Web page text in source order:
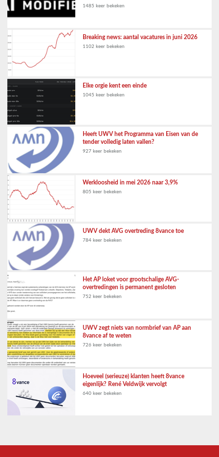
1485 keer bekeken
Breaking news: aantal vacatures in juni 2026
1102 keer bekeken
Elke orgie kent een einde
1045 keer bekeken
Heeft UWV het Programma van Eisen van de
tender volledig laten vallen?
927 keer bekeken
Werkloosheid in mei 2026 naar 3,9%
805 keer bekeken
UWV dekt AVG overtreding 8vance toe
784 keer bekeken
Het AP loket voor grootschalige AVG-
overtredingen is permanent gesloten
752 keer bekeken
UWV zegt niets van normbrief van AP aan
8vance af te weten
726 keer bekeken
Hoeveel (serieuze) klanten heeft 8vance
eigenlijk? René Veldwijk vervolgt
640 keer bekeken